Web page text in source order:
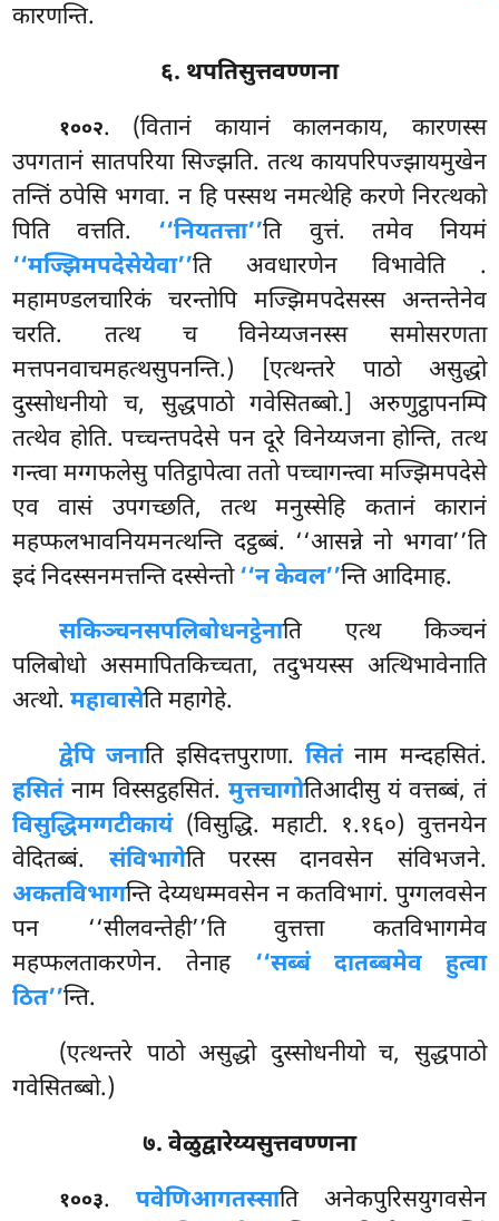
कारणन्ति.
६. थपतिसुत्तवण्णना
१००२. (वितानं कायानं कालनकाय, कारणस्स
उपगतानं सातपरिया सिज्झति. तत्थ कायपरिपज्झायमुखेन
तन्तिं ठपेसि भगवा. न हि पस्सथ नमत्थेहि करणे निरत्थको
पिति वत्तति. ‘‘नियतत्ता’’ति वुत्तं. तमेव नियमं
‘‘मज्झिमपदेसेयेवा’’ति अवधारणेन विभावेति .
महामण्डलचारिकं चरन्तोपि मज्झिमपदेसस्स अन्तन्तेनेव
चरति. तत्थ च विनेय्यजनस्स समोसरणता
मत्तपनवाचमहत्थसुपनन्ति.) [एत्थन्तरे पाठो असुद्धो
दुस्सोधनीयो च, सुद्धपाठो गवेसितब्बो.] अरुणुट्ठापनम्पि
तत्थेव होति. पच्चन्तपदेसे पन दूरे विनेय्यजना होन्ति, तत्थ
गन्त्वा मग्गफलेसु पतिट्ठापेत्वा ततो पच्चागन्त्वा मज्झिमपदेसे
एव वासं उपगच्छति, तत्थ मनुस्सेहि कतानं कारानं
महप्फलभावनियमनत्थन्ति दट्ठब्बं. ‘‘आसन्ने नो भगवा’’ति
इदं निदस्सनमत्तन्ति दस्सेन्तो‘‘न केवल’’न्ति आदिमाह.
सकिञ्चनसपलिबोधनट्ठेनाति एत्थ किञ्चनं
पलिबोधो असमापितकिच्चता, तदुभयस्स अत्थिभावेनाति
अत्थो.महावासेति महागेहे.
द्वेपि जनाति इसिदत्तपुराणा.सितंनाम मन्दहसितं.
हसितंनाम विस्सट्ठहसितं. मुत्तचागोतिआदीसु यं वत्तब्बं, तं
विसुद्धिमग्गटीकायं(विसुद्धि. महाटी. १.१६०) वुत्तनयेन
वेदितब्बं. संविभागेति परस्स दानवसेन संविभजने.
अकतविभागन्ति देय्यधम्मवसेन न कतविभागं. पुग्गलवसेन
पन ‘‘सीलवन्तेही’’ति वुत्तत्ता कतविभागमेव
महप्फलताकरणेन. तेनाह ‘‘सब्बं दातब्बमेव हुत्वा
ठित’’न्ति.
(एत्थन्तरे पाठो असुद्धो दुस्सोधनीयो च, सुद्धपाठो
गवेसितब्बो.)
७. वेळुद्वारेय्यसुत्तवण्णना
१००३. पवेणिआगतस्साति अनेकपुरिसयुगवसेन